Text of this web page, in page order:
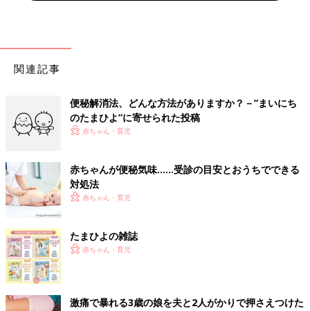
関連記事
便秘解消法、どんな方法がありますか？－”まいにち
のたまひよ”に寄せられた投稿
赤ちゃん・育児
赤ちゃんが便秘気味……受診の目安とおうちでできる
対処法
赤ちゃん・育児
たまひよの雑誌
赤ちゃん・育児
激痛で暴れる3歳の娘を夫と2人がかりで押さえつけた